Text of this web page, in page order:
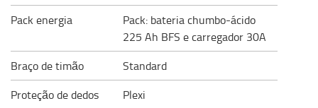
Pack energia
Pack: bateria chumbo-ácido
225 Ah BFS e carregador 30A
Braço de timão
Standard
Proteção de dedos
Plexi